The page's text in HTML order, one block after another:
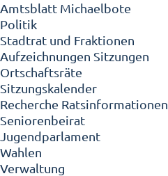
Amtsblatt Michaelbote
Politik
Stadtrat und Fraktionen
Aufzeichnungen Sitzungen
Ortschaftsräte
Sitzungskalender
Recherche Ratsinformationen
Seniorenbeirat
Jugendparlament
Wahlen
Verwaltung